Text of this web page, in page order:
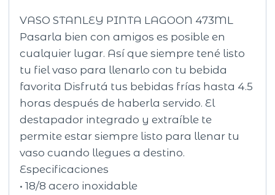
VASO STANLEY PINTA LAGOON 473ML
Pasarla bien con amigos es posible en
cualquier lugar. Así que siempre tené listo
tu fiel vaso para llenarlo con tu bebida
favorita Disfrutá tus bebidas frías hasta 4.5
horas después de haberla servido. El
destapador integrado y extraíble te
permite estar siempre listo para llenar tu
vaso cuando llegues a destino.
Especificaciones
• 18/8 acero inoxidable